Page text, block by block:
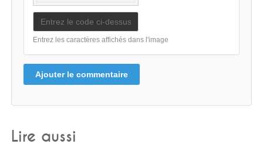
Entrez les caractères affichés dans l'image
Ajouter le commentaire
Lire aussi